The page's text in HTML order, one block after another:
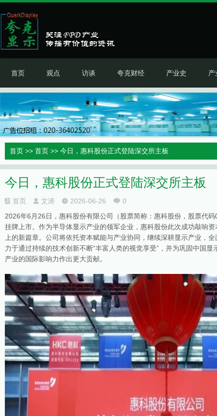
首页 观点 访谈 夸克财经 产业史 产
首页 >> 首页 >> 今日，惠科股份正式登陆深交所主板
今日，惠科股份正式登陆深交所主板
首页 文涛 2026-06-26
0
2026年6月26日，惠科股份有限公司（股票简称：惠科股份，股票代
挂牌上市。作为半导体显示产业的领军企业，惠科股份此次成功敲响
上的新篇章。公司将依托资本赋能与产业协同，继续深耕显示产业，
力于通过持续的技术创新不断“丰富人类的视觉享受”，并为巩固中国
产业的国际影响力作出更大贡献。